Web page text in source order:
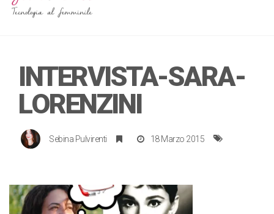
INTERVISTA-SARA-
LORENZINI
Sebina Pulvirenti 18 Marzo 2015